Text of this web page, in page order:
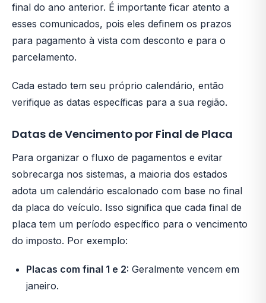
final do ano anterior. É importante ficar atento a
esses comunicados, pois eles definem os prazos
para pagamento à vista com desconto e para o
parcelamento.
Cada estado tem seu próprio calendário, então
verifique as datas específicas para a sua região.
Datas de Vencimento por Final de Placa
Para organizar o fluxo de pagamentos e evitar
sobrecarga nos sistemas, a maioria dos estados
adota um calendário escalonado com base no final
da placa do veículo. Isso significa que cada final de
placa tem um período específico para o vencimento
do imposto. Por exemplo:
Placas com final 1 e 2: Geralmente vencem em
janeiro.